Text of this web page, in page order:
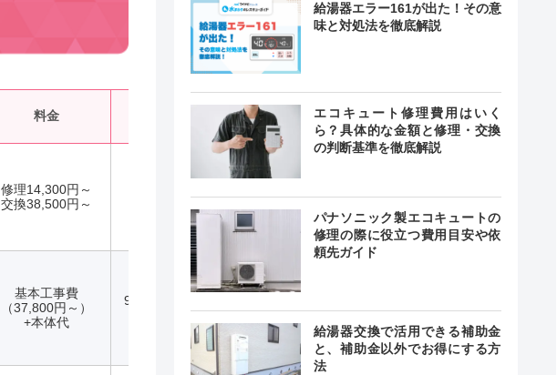
料金 緊急駆けつけ
修理14,300円～
交換38,500円～
最短20分
基本工事費
（37,800円～）
+本体代
9:00～18:00
記載なし
給湯器エラー161が出た！その意
味と対処法を徹底解説
エコキュート修理費用はいく
ら？具体的な金額と修理・交換
の判断基準を徹底解説
パナソニック製エコキュートの
修理の際に役立つ費用目安や依
頼先ガイド
給湯器交換で活用できる補助金
と、補助金以外でお得にする方
法